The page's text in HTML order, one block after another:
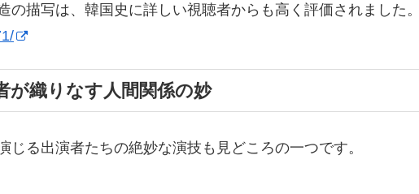
の描写は、韓国史に詳しい視聴者からも高く評価されました。
が織りなす人間関係の妙
じる出演者たちの絶妙な演技も見どころの一つです。